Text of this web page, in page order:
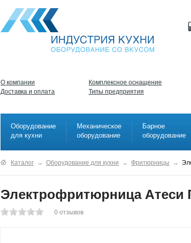
О компании
Доставка и оплата
Комплексное оснащение
Типы предприятия
Оборудование
для кухни
Механическое
оборудование
Барное
оборудование
Каталог → Оборудование для кухни → Фритюрницы →
Электрофритюрница Атеси
0 отзывов